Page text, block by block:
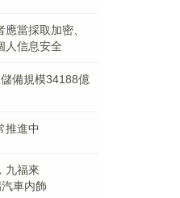
當採取加密、
人信息安全
備規模34188億
推進中
九福來
車内飾